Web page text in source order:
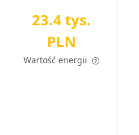
23.4 tys.
PLN
Wartość energii